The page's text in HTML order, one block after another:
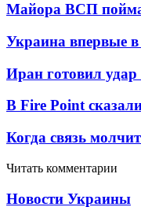
Майора ВСП
Украина впервые
Иран готовил
В Fire Point
Когда связь
Читать комментарии
Новости Украины